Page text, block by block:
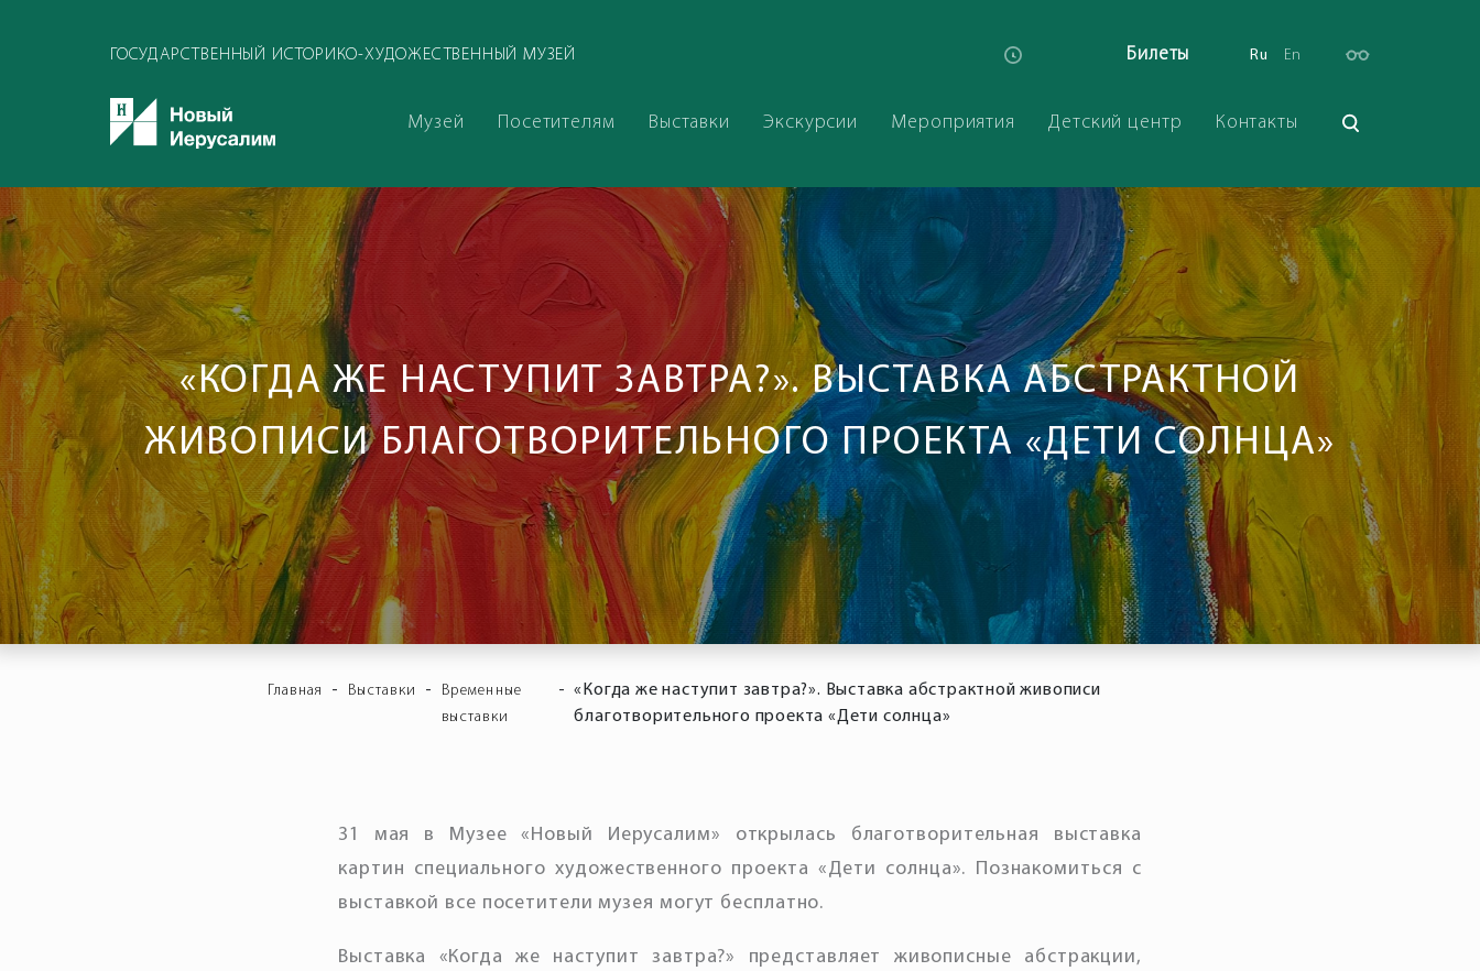
ГОСУДАРСТВЕННЫЙ ИСТОРИКО-ХУДОЖЕСТВЕННЫЙ МУЗЕЙ Билеты Ru En
Музей Посетителям Выставки Экскурсии Мероприятия Детский центр Контакты
«КОГДА ЖЕ НАСТУПИТ ЗАВТРА?». ВЫСТАВКА АБСТРАКТНОЙ
ЖИВОПИСИ БЛАГОТВОРИТЕЛЬНОГО ПРОЕКТА «ДЕТИ СОЛНЦА»
Главная - Выставки -
Временные
выставки
- «Когда же наступит завтра?». Выставка абстрактной живописи
благотворительного проекта «Дети солнца»
31 мая в Музее «Новый Иерусалим» открылась благотворительная выставка
картин специального художественного проекта «Дети солнца». Познакомиться с
выставкой все посетители музея могут бесплатно.
Выставка «Когда же наступит завтра?» представляет живописные абстракции,